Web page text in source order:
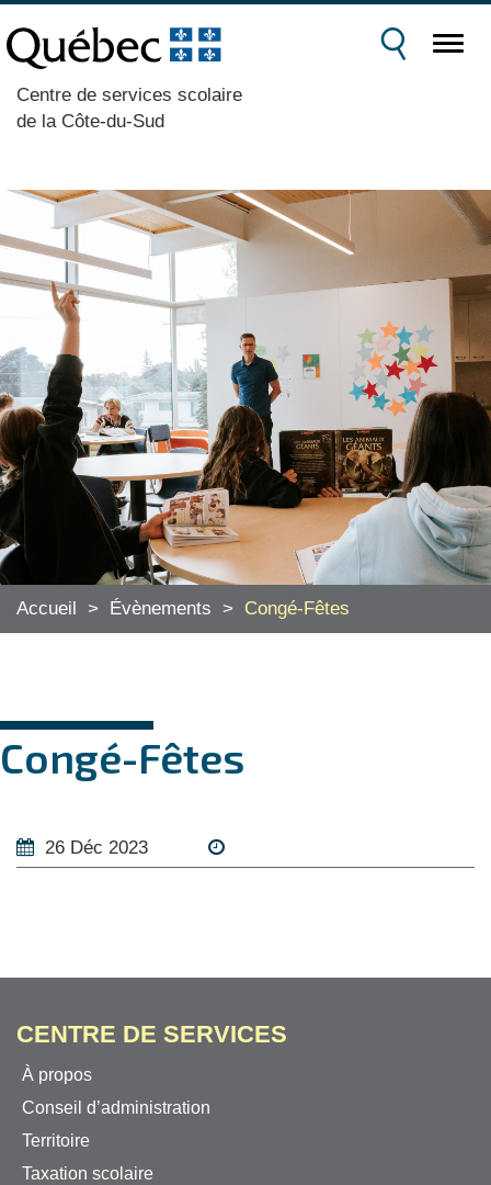
Centre de services scolaire
de la Côte-du-Sud
Accueil > Évènements > Congé-Fêtes
Congé-Fêtes
26 Déc 2023
CENTRE DE SERVICES
À propos
Conseil d’administration
Territoire
Taxation scolaire